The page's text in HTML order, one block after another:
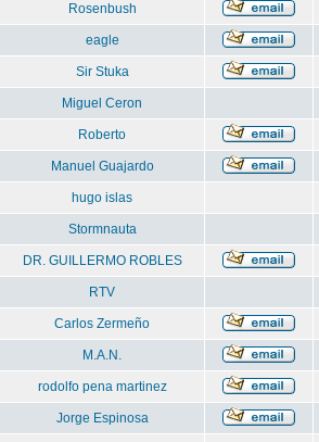
Rosenbush
eagle
Sir Stuka
Miguel Ceron
Roberto
Manuel Guajardo
hugo islas
Stormnauta
DR. GUILLERMO ROBLES
RTV
Carlos Zermeño
M.A.N.
rodolfo pena martinez
Jorge Espinosa